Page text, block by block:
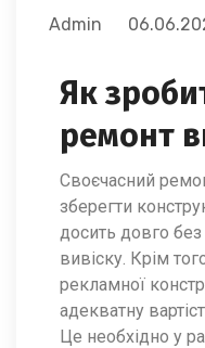
Admin
Як
ремонт
Своєчасний
зберегти
досить довго без
вивіску. Крім
рекламної
адекватну
Це необхідно у